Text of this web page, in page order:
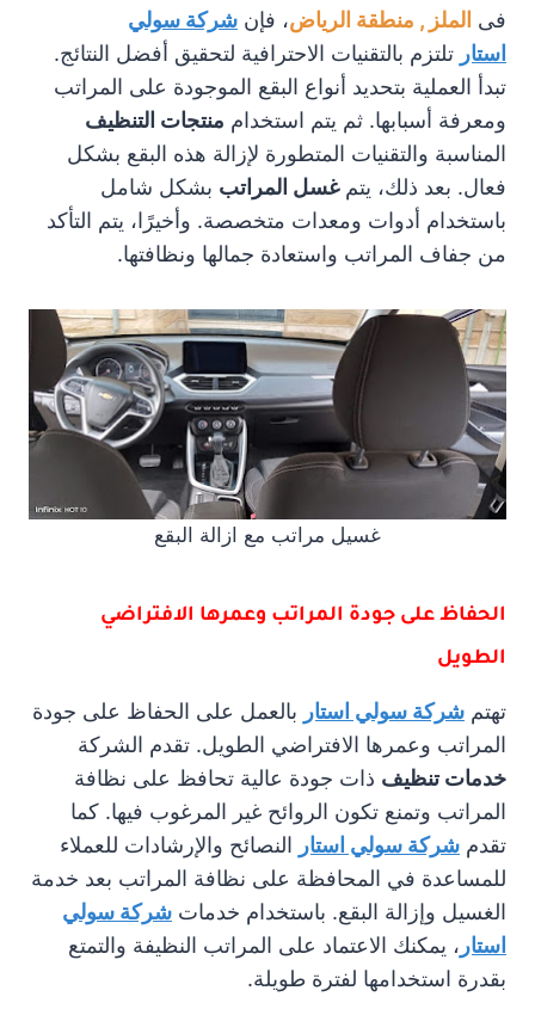
فى الملز , منطقة الرياض، فإن شركة سولي
استار تلتزم بالتقنيات الاحترافية لتحقيق أفضل النتائج.
تبدأ العملية بتحديد أنواع البقع الموجودة على المراتب
ومعرفة أسبابها. ثم يتم استخدام منتجات التنظيف
المناسبة والتقنيات المتطورة لإزالة هذه البقع بشكل
فعال. بعد ذلك، يتمغسل المراتب بشكل شامل
باستخدام أدوات ومعدات متخصصة. وأخيرًا، يتم التأكد
من جفاف المراتب واستعادة جمالها ونظافتها.
غسيل مراتب مع ازالة البقع
الحفاظ على جودة المراتب وعمرها الافتراضي
الطويل
تهتم شركة سولي استار بالعمل على الحفاظ على جودة
المراتب وعمرها الافتراضي الطويل. تقدم الشركة
خدمات تنظيف ذات جودة عالية تحافظ على نظافة
المراتب وتمنع تكون الروائح غير المرغوب فيها. كما
تقدم شركة سولي استار النصائح والإرشادات للعملاء
للمساعدة في المحافظة على نظافة المراتب بعد خدمة
الغسيل وإزالة البقع. باستخدام خدمات شركة سولي
استار ، يمكنك الاعتماد على المراتب النظيفة والتمتع
بقدرة استخدامها لفترة طويلة.